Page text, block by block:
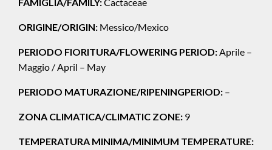
ORIGINE/ORIGIN: Messico/Mexico
PERIODO FIORITURA/FLOWERING PERIOD:Aprile –
Maggio / April – May
PERIODO MATURAZIONE/RIPENINGPERIOD: –
ZONA CLIMATICA/CLIMATIC ZONE: 9
TEMPERATURA MINIMA/MINIMUM TEMPERATURE: